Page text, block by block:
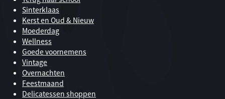
Sinterklaas
Kerst en Oud & Nieuw
Moederdag
Wellness
Goede voornemens
Vintage
Overnachten
Feestmaand
Delicatessen shoppen